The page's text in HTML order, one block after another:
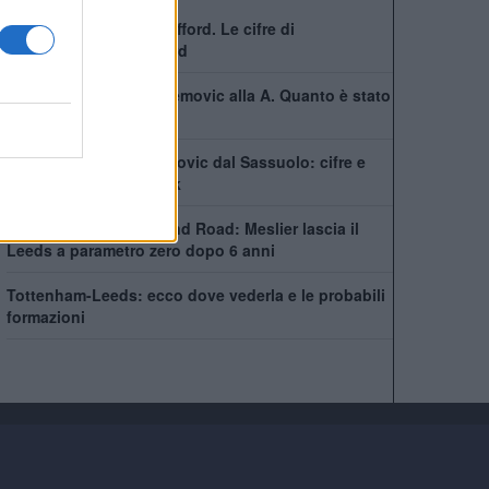
Il Leeds chiude per Trafford. Le cifre di
un'operazione da record
Il Leeds scippa Muharemovic alla A. Quanto è stato
Leeds, colpo Muharemovic dal Sassuolo: cifre e
dettagli del post Struijk
Si chiude un'era a Elland Road: Meslier lascia il
Leeds a parametro zero dopo 6 anni
Tottenham-Leeds: ecco dove vederla e le probabili
formazioni